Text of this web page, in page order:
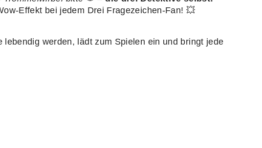
bei jedem Drei Fragezeichen‑Fan! 💥
werden, lädt zum Spielen ein und bringt jede